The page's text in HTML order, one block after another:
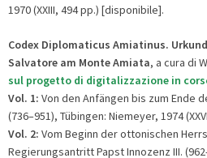
1970 (XXIII, 494 pp.) [disponibile].
Codex Diplomaticus Amiatinus.
Salvatore am Monte Amiata, a cura di
sul progetto di digitalizzazione in
Vol. 1: Von den Anfängen bis zum Ende
(736–951), Tübingen: Niemeyer, 1974
Vol. 2: Vom Beginn der ottonischen
Regierungsantritt Papst Innozenz III.